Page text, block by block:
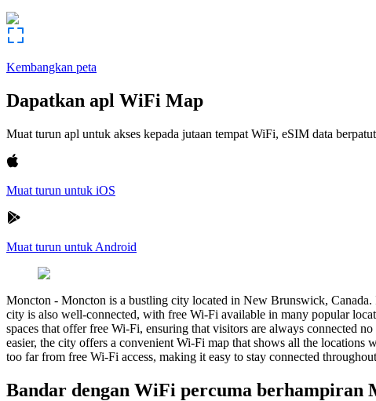
Kembangkan peta
Dapatkan apl WiFi Map
Muat turun apl untuk akses kepada jutaan tempat WiFi, eSIM data
Muat turun untuk iOS
Muat turun untuk Android
Moncton - Moncton is a bustling city located in New Brunswick,
city is also well-connected, with free Wi-Fi available in many popular
spaces that offer free Wi-Fi, ensuring that visitors are always connected
easier, the city offers a convenient Wi-Fi map that shows all the
too far from free Wi-Fi access, making it easy to stay connected
Bandar dengan WiFi percuma berhampiran